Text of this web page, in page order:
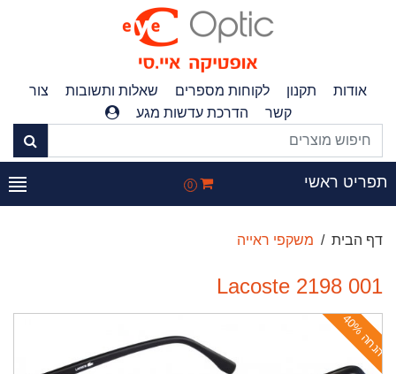
אודות תקנון לקוחות מספרים שאלות ותשובות
צור
קשר
הדרכת עדשות מגע
ראשי 0
דף הבית משקפי ראייה
Lacoste 2198 001
ה
נ
ח
ה
4
0